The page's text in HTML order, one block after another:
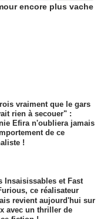
encore plus vache
vraiment que le gars
rien à secouer" :
Efira n'oubliera jamais
de ce
!
Insaisissables et Fast
ce réalisateur
revient aujourd'hui sur
avec un thriller de